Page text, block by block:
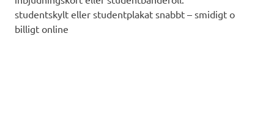
studentskylt eller studentplakat snabbt – smidigt o
billigt online